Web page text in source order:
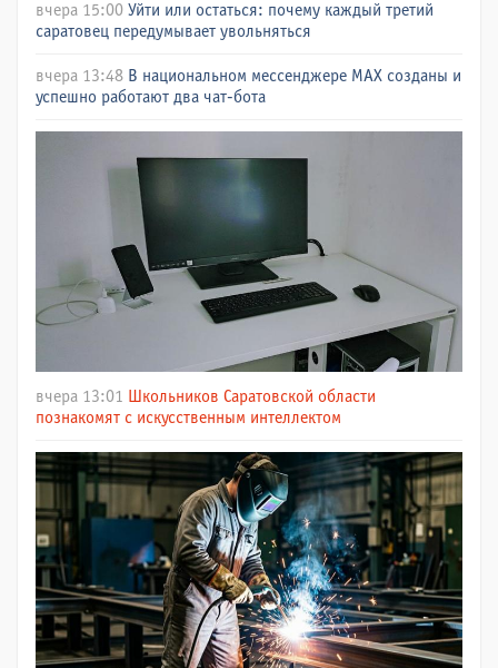
вчера 15:00 Уйти или остаться: почему каждый третий
саратовец передумывает увольняться
вчера 13:48 В национальном мессенджере МАХ созданы и
успешно работают два чат-бота
вчера 13:01
Школьников Саратовской области
познакомят с искусственным интеллектом